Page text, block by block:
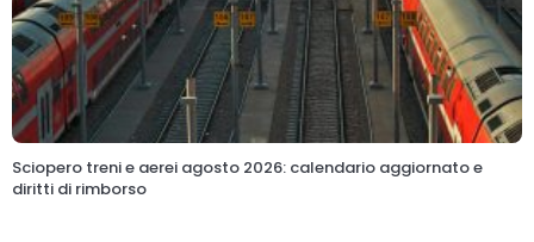
Sciopero treni e aerei agosto 2026: calendario aggiornato e
diritti di rimborso